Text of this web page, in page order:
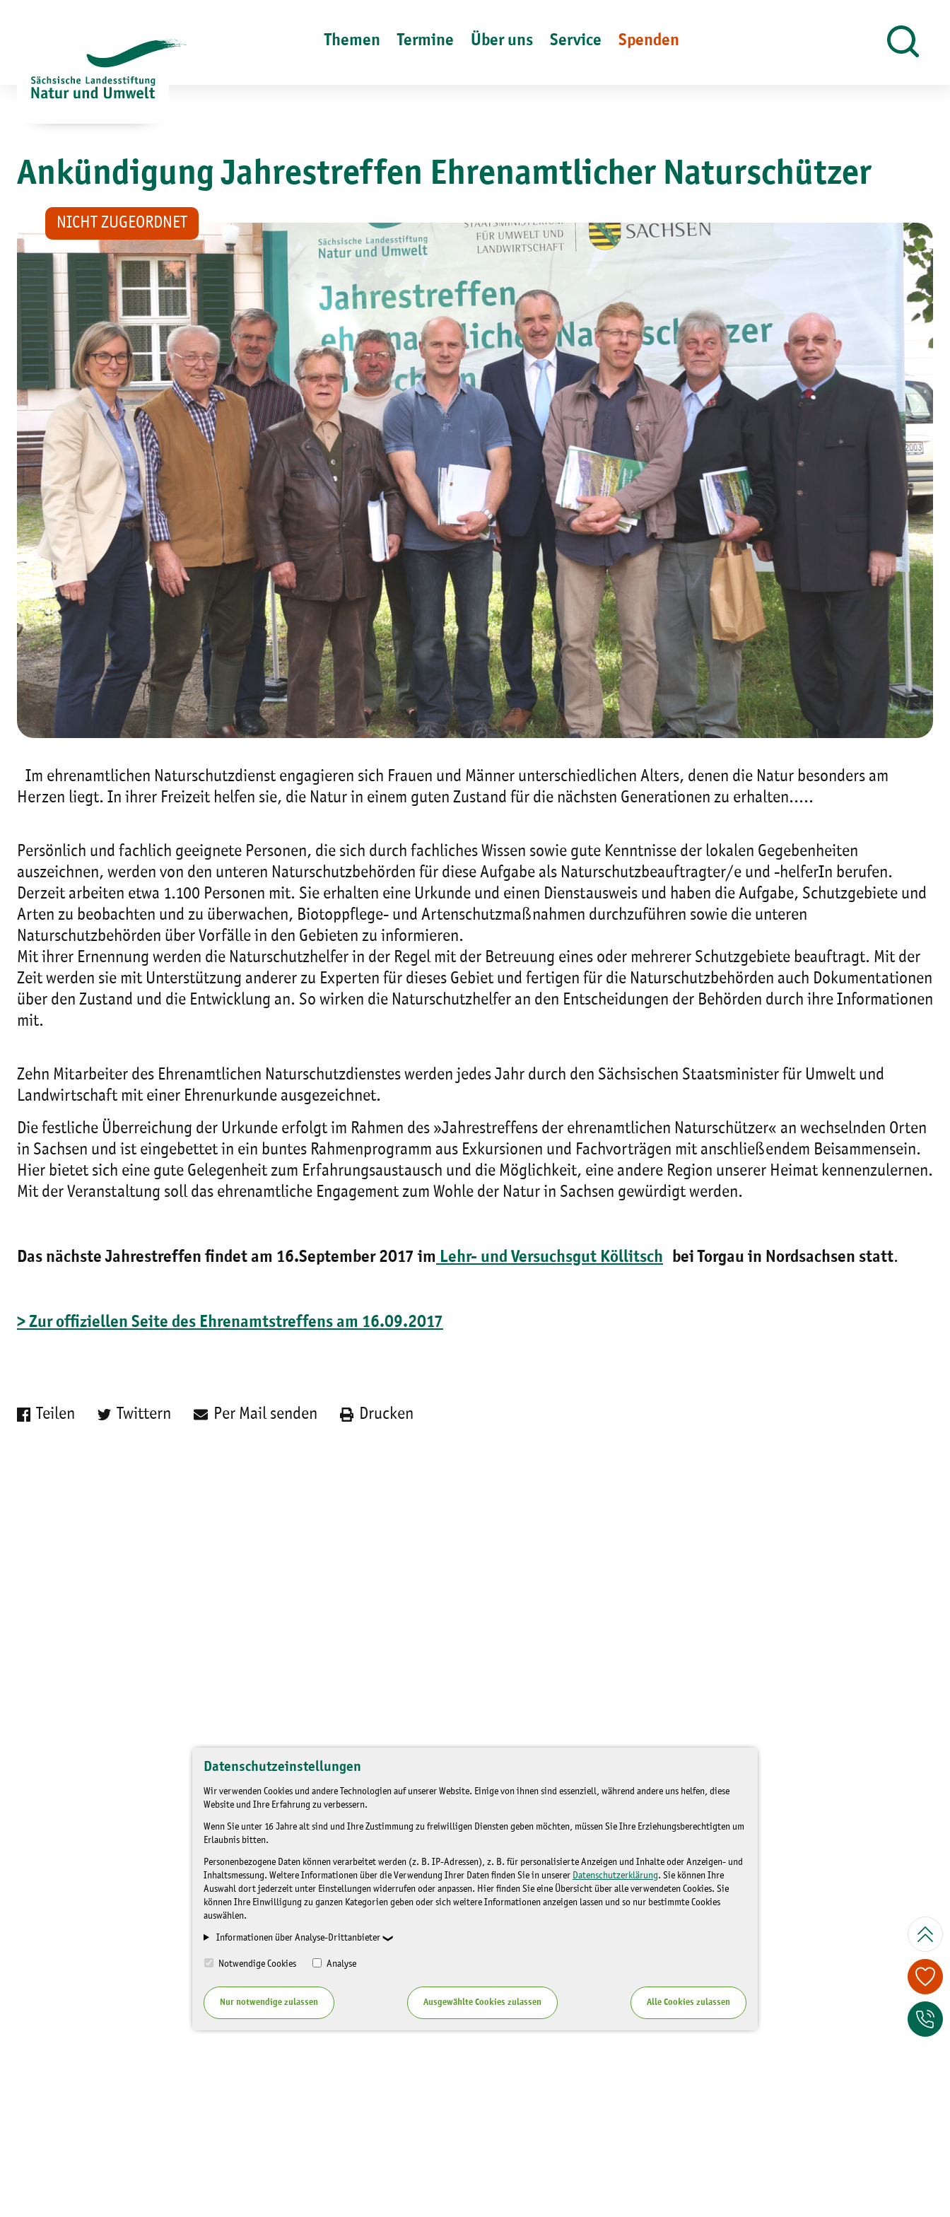
Datenschutzeinstellungen
Wir verwenden Cookies und andere Technologien auf unserer Website. Einige von ihnen sind essenziell, während andere uns helfen, diese
Website und Ihre Erfahrung zu verbessern.
Wenn Sie unter 16 Jahre alt sind und Ihre Zustimmung zu freiwilligen Diensten geben möchten, müssen Sie Ihre Erziehungsberechtigten um
Erlaubnis bitten.
Personenbezogene Daten können verarbeitet werden (z. B. IP-Adressen), z. B. für personalisierte Anzeigen und Inhalte oder Anzeigen- und
Inhaltsmessung. Weitere Informationen über die Verwendung Ihrer Daten finden Sie in unserer Datenschutzerklärung. Sie können Ihre
Auswahl dort jederzeit unter Einstellungen widerrufen oder anpassen. Hier finden Sie eine Übersicht über alle verwendeten Cookies. Sie
können Ihre Einwilligung zu ganzen Kategorien geben oder sich weitere Informationen anzeigen lassen und so nur bestimmte Cookies
auswählen.
Informationen über Analyse-Drittanbieter
Notwendige Cookies Analyse
Nur notwendige zulassen Ausgewählte Cookies zulassen Alle Cookies zulassen
Themen Termine Über uns Service Spenden
Ankündigung Jahrestreffen Ehrenamtlicher Naturschützer
NICHT ZUGEORDNET
Im ehrenamtlichen Naturschutzdienst engagieren sich Frauen und Männer unterschiedlichen Alters, denen die Natur besonders am
Herzen liegt. In ihrer Freizeit helfen sie, die Natur in einem guten Zustand für die nächsten Generationen zu erhalten.....
Persönlich und fachlich geeignete Personen, die sich durch fachliches Wissen sowie gute Kenntnisse der lokalen Gegebenheiten
auszeichnen, werden von den unteren Naturschutzbehörden für diese Aufgabe als Naturschutzbeauftragter/e und -helferIn berufen.
Derzeit arbeiten etwa 1.100 Personen mit. Sie erhalten eine Urkunde und einen Dienstausweis und haben die Aufgabe, Schutzgebiete und
Arten zu beobachten und zu überwachen, Biotoppflege- und Artenschutzmaßnahmen durchzuführen sowie die unteren
Naturschutzbehörden über Vorfälle in den Gebieten zu informieren.
Mit ihrer Ernennung werden die Naturschutzhelfer in der Regel mit der Betreuung eines oder mehrerer Schutzgebiete beauftragt. Mit der
Zeit werden sie mit Unterstützung anderer zu Experten für dieses Gebiet und fertigen für die Naturschutzbehörden auch Dokumentationen
über den Zustand und die Entwicklung an. So wirken die Naturschutzhelfer an den Entscheidungen der Behörden durch ihre Informationen
mit.
Zehn Mitarbeiter des Ehrenamtlichen Naturschutzdienstes werden jedes Jahr durch den Sächsischen Staatsminister für Umwelt und
Landwirtschaft mit einer Ehrenurkunde ausgezeichnet.
Die festliche Überreichung der Urkunde erfolgt im Rahmen des »Jahrestreffens der ehrenamtlichen Naturschützer« an wechselnden Orten
in Sachsen und ist eingebettet in ein buntes Rahmenprogramm aus Exkursionen und Fachvorträgen mit anschließendem Beisammensein.
Hier bietet sich eine gute Gelegenheit zum Erfahrungsaustausch und die Möglichkeit, eine andere Region unserer Heimat kennenzulernen.
Mit der Veranstaltung soll das ehrenamtliche Engagement zum Wohle der Natur in Sachsen gewürdigt werden.
Das nächste Jahrestreffen findet am 16.September 2017 im Lehr- und Versuchsgut Köllitsch bei Torgau in Nordsachsen statt.
> Zur offiziellen Seite des Ehrenamtstreffens am 16.09.2017
Teilen Twittern Per Mail senden Drucken
Spenden Sie
Zum